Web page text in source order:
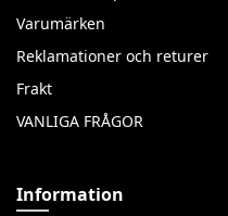
Varumärken
Reklamationer och returer
Frakt
VANLIGA FRÅGOR
Information